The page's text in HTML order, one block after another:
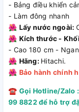
Tủ Lạnh Hitachi
mang đến sự sang
Mẫu tủ lạnh Hitachi
ứng khá nhanh
điều khiển được bố
đặt nhiệt độ, hơi
- Bảng điều khiển
- Làm đông nhanh
🌺 Lấy nước ngoài:
🌺 Kích thước -
- Cao 180 cm -
🌺 Hãng: Hitachi.
🌺 Bảo hành chính
☎ Gọi Hotline/Zalo
99 8822 để hỗ trợ